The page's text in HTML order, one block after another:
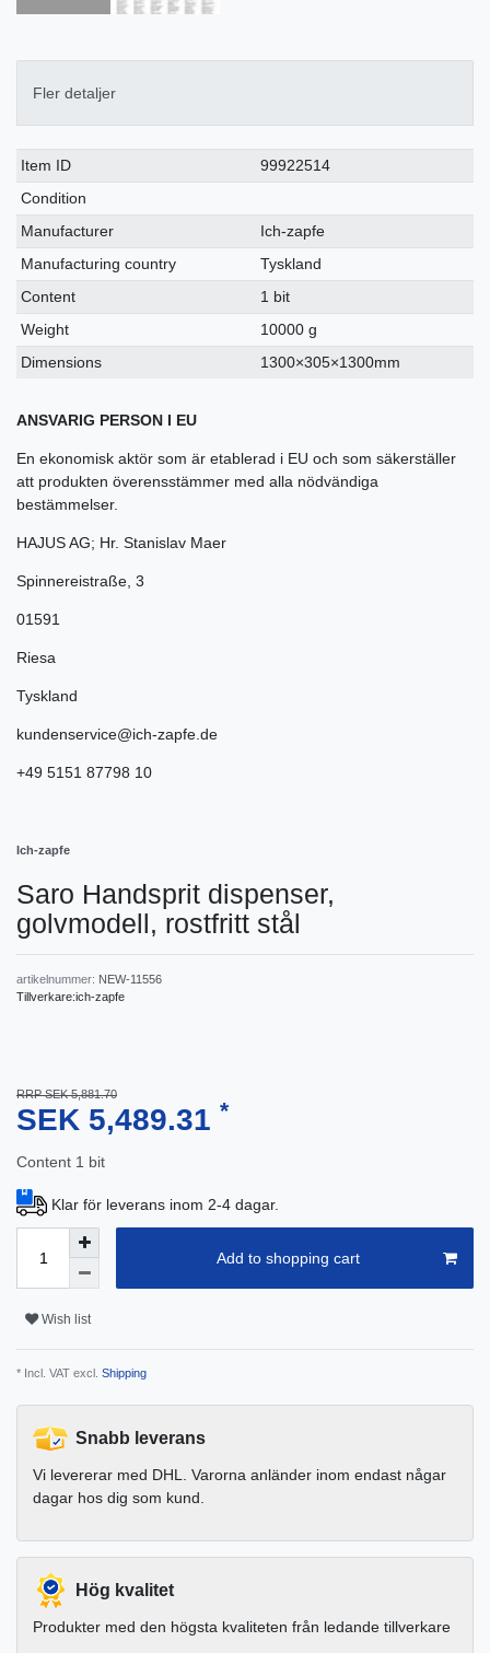
Fler detaljer
Ceres::Template.singleItemTechnicalDataAttribute
Ceres::Template.singleItemTechnicalDataValue
Item ID
99922514
Condition
Manufacturer
Ich-zapfe
Manufacturing country
Tyskland
Content
1 bit
Weight
10000 g
Dimensions
1300×305×1300mm
ANSVARIG PERSON I EU
En ekonomisk aktör som är etablerad i EU och som säkerställer
att produkten överensstämmer med alla nödvändiga
bestämmelser.
HAJUS AG; Hr. Stanislav Maer
Spinnereistraße 3
01591
Riesa
Tyskland
kundenservice@ich-zapfe.de
+49 5151 87798 10
Ich-zapfe
Saro Handsprit dispenser,
golvmodell, rostfritt stål
artikelnummer: NEW-11556
Tillverkare:ich-zapfe
RRP SEK 5,881.70
SEK 5,489.31 *
Content 1 bit
Klar för leverans inom 2-4 dagar.
Add to shopping cart
Wish list
* Incl. VAT excl. Shipping
Snabb leverans
Vi levererar med DHL. Varorna anländer inom endast någar
dagar hos dig som kund.
Hög kvalitet
Produkter med den högsta kvaliteten från ledande tillverkare